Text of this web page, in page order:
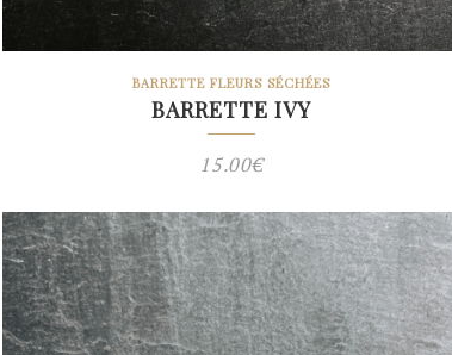
BARRETTE FLEURS SÉCHÉES
BARRETTE IVY
15.00€